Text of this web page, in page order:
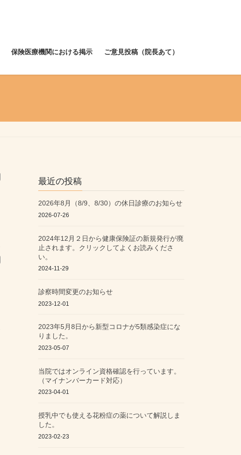
保険医療機関における掲示 ご意見投稿（院長あて）
最近の投稿
2026年8月（8/9、8/30）の休日診療のお知らせ
2026-07-26
2024年12月２日から健康保険証の新規発行が廃
止されます。クリックしてよくお読みくださ
い。
2024-11-29
診察時間変更のお知らせ
2023-12-01
2023年5月8日から新型コロナが5類感染症にな
りました。
2023-05-07
当院ではオンライン資格確認を行っています。
（マイナンバーカード対応）
2023-04-01
授乳中でも使える花粉症の薬について解説しま
した。
2023-02-23